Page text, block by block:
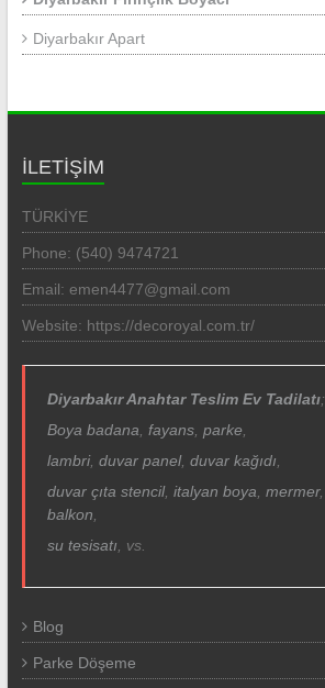
Diyarbakır Apart
İLETİŞİM
TÜRKİYE
Phone: (540) 9474721
Email: emen4477@gmail.com
Website: https://decoroyal.com.tr/
Diyarbakır Anahtar Teslim Ev Tadilatı;
Boya badana
fayans, parke
lambri, duvar panel, duvar kağıdı
duvar çıta stencil, italyan boya mermer,
balkon
su tesisatı , vs.
Blog
Parke Döşeme